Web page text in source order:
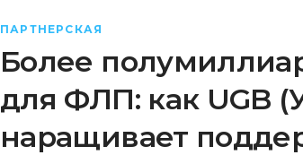
ПАРТНЕРСКАЯ
Более
для ФЛП: как UGB
наращивает